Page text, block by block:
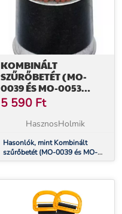
KOMBINÁLT
SZŰRŐBETÉT (MO-
0039 ÉS MO-0053
VÍZSZŰRŐ
TORONYHOZ)
5 590 Ft
HasznosHolmik
Hasonlók, mint Kombinált
szűrőbetét (MO-0039 és MO-
0053 vízszűrő toronyhoz)